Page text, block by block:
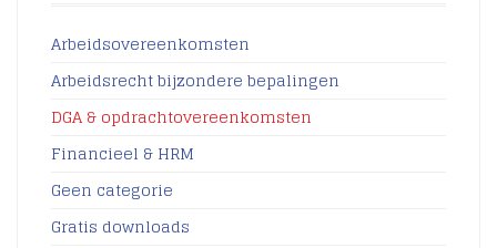
Arbeidsovereenkomsten
Arbeidsrecht bijzondere bepalingen
DGA & opdrachtovereenkomsten
Financieel & HRM
Geen categorie
Gratis downloads